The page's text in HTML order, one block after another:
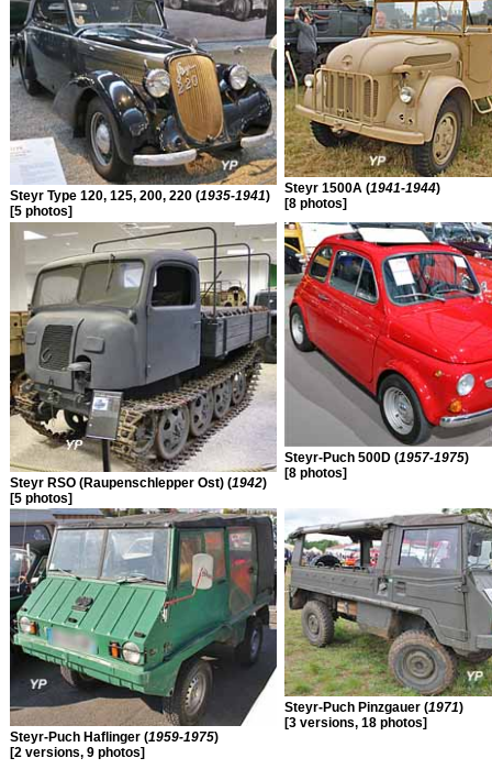
Steyr Type 120, 125, 200, 220 (1935-1941)
[5 photos]
Steyr 1500A (1941-1944)
[8 photos]
Steyr RSO (Raupenschlepper Ost) (1942)
[5 photos]
Steyr-Puch 500D (1957-1975)
[8 photos]
Steyr-Puch Haflinger (1959-1975)
[2 versions, 9 photos]
Steyr-Puch Pinzgauer (1971)
[3 versions, 18 photos]